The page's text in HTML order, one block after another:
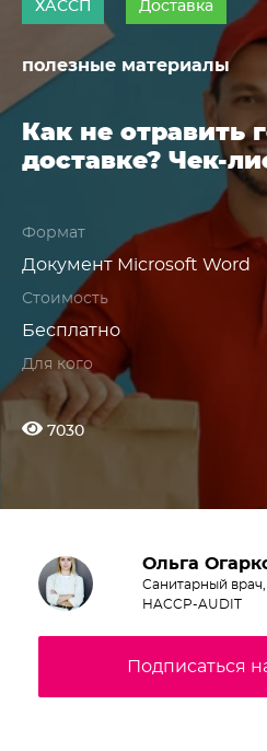
ХАССП Доставка
полезные материалы
Как не отравить
доставке? Чек-
Формат
Документ Microsoft Word
Стоимость
Бесплатно
Для кого
7030
Ольга
Санитарный
HACCP-AUDIT
Подписаться